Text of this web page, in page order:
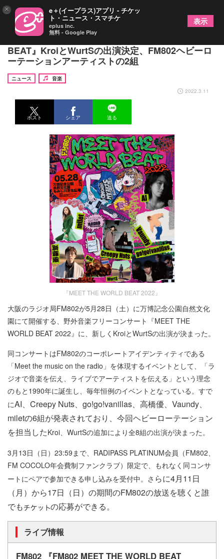
野外音楽フリーコンサート『MEET THE WORLD
BEAT』KroiとWurtSの出演決定、FM802ヘビーロ
ーテーションアーティストの2組
ニュース
音楽
2022.3.11
ポスト シェア 送る
『MEET THE WORLD BEAT 2022』
大阪のラジオ局FM802が5月28日（土）に万博記念公園自然文化
園にて開催する、野外音楽フリーコンサート『MEET THE
WORLD BEAT 2022』に、新しくKroiとWurtSの出演が決まった。
同コンサートはFM802のコーポレートアイデンティティである
「Meet the music on the radio」を体現するイベントとして、「ラ
ジオで音楽を伝え、ライブでアーティストを伝える」という理念
のもと1990年に誕生し、毎年恒例のイベントとなっている。すで
にAI、Creepy Nuts、go!go!vanillas、高橋優、Vaundy、
miletの6組が発表されており、今回ヘビーローテーション
を担当したKroi、WurtSの追加により全8組の出演が決まった。
3月13日（日）23:59まで、RADIPASS PLATINUM会員（FM802、
FM COCOLO年会費制ファンクラブ）限定で、もれなく同コンサ
ートにペアで参加できる申し込みを受付中。さ らに4月11日
（月）から17日（日）の期間のFM802の放送を聴くと誰
でも
の応募ができる。
ライブ情報
FM802 『FM802 MEET THE WORLD BEAT
× e＋(イープラス)アプリ - チケッ
ト・ニュース・スマチケ
eplus inc.
無料 - Google Play
表示